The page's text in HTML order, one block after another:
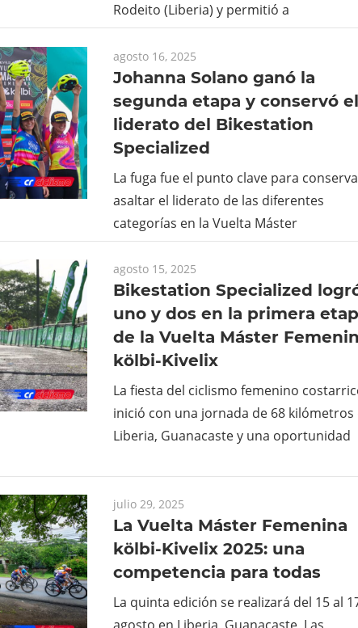
Rodeito (Liberia) y permitió a
agosto 16, 2025
Johanna Solano ganó la
segunda etapa y conservó el
liderato del Bikestation
Specialized
La fuga fue el punto clave para
asaltar el liderato de las diferentes
categorías en la Vuelta Máster
agosto 15, 2025
Bikestation Specialized
uno y dos en la primera
de la Vuelta Máster
kölbi-Kivelix
La fiesta del ciclismo femenino
inició con una jornada de 68 kilómetros
Liberia, Guanacaste y una oportunidad
julio 29, 2025
La Vuelta Máster Femenina
kölbi-Kivelix 2025: una
competencia para todas
La quinta edición se realizará del 15 al